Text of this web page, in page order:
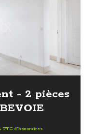
- 2 pièces
TTC d'honoraires